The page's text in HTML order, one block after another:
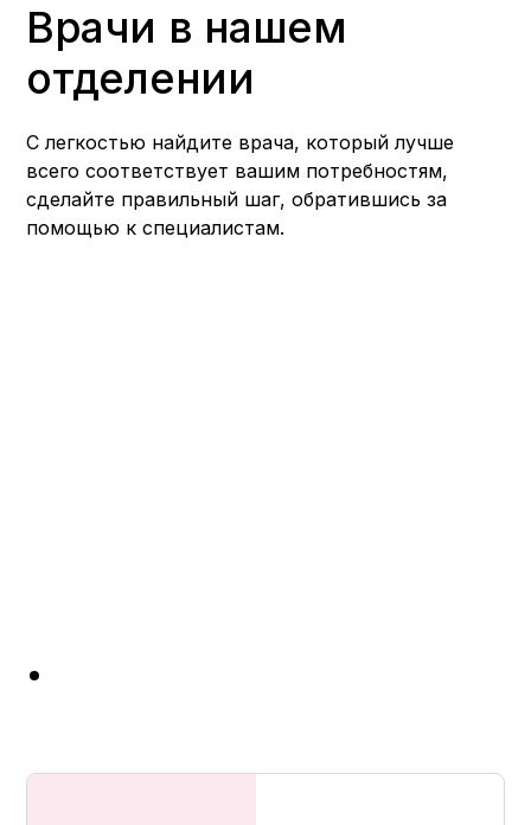
Врачи в нашем
отделении
С легкостью найдите врача, который лучше
всего соответствует вашим потребностям,
сделайте правильный шаг, обратившись за
помощью к специалистам.